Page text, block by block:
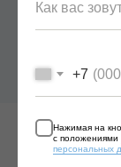
+7
Нажимая на
с положениями
персональных